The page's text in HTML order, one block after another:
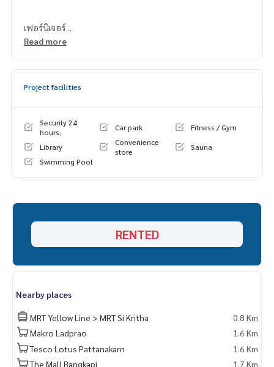
เฟอร์นิเจอร์
-เตียงนอน
-โต๊ะเล็ก
-ชั้นวางของ
เครื่องใช้ไฟฟ้า
-เครื่องปรับอากาศ
-เครื่องทำน้ำอุ่น
*มีให้เลือกอีกหลายห้อง หลายโครงการค่ะ
ะราม9 ศรีนครินทร์
คุณน้ำ (Nami) :
คุณพีร์ (Phee) :
Line id : pheek.9
Read more
Project facilities
Security 24
hours.
Car park
Fitness / Gym
Library
Convenience
store
Sauna
Swimming Pool
RENTED
Nearby places
MRT Yellow Line > MRT Si Kritha
0.8 Km
Makro Ladprao
1.6 Km
Tesco Lotus Pattanakarn
1.6 Km
The Mall Bangkapi
1.7 Km